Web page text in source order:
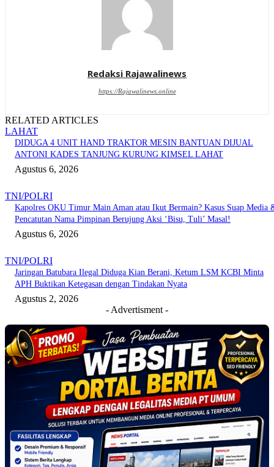
Redaksi Rajawalinews
https://Rajawalinews.online
RELATED ARTICLES
LAHAT
DIDUGA 4 UNIT HAND TRAKTOR MESIN BANTUAN DIJUAL
ANTONI KADES TANJUNG KURUNG KIMSEL LAHAT
Agustus 6, 2026
TNI/POLRI
Kapolres OKU Timur Main Aman atau Ikut Bermain? Kasus Suap Media
Pencatutan Nama Pimpinan Berujung Aksi ‘Bisu, Tuli’ Masal!
Agustus 6, 2026
TNI/POLRI
Jaringan Batubara Ilegal Diduga Kian Berani, Ketum LSM KCBI Minta
APH Buktikan Ketegasan dengan Tindakan Nyata
Agustus 2, 2026
- Advertisment -